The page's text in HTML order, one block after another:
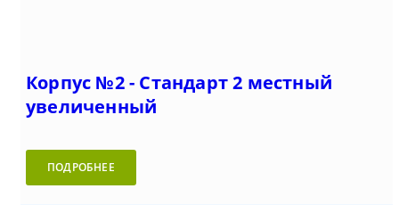
Корпус №2 - Стандарт 2 местный
увеличенный
ПОДРОБНЕЕ